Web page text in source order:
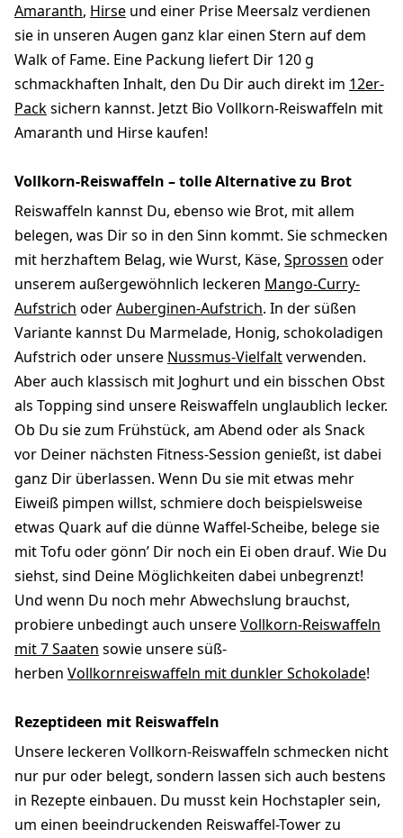
Amaranth, Hirse und einer Prise Meersalz verdienen
sie in unseren Augen ganz klar einen Stern auf dem
Walk of Fame. Eine Packung liefert Dir 120 g
schmackhaften Inhalt, den Du Dir auch direkt im 12er-
Packsichern kannst. Jetzt Bio Vollkorn-Reiswaffeln mit
Amaranth und Hirse kaufen!
Vollkorn-Reiswaffeln – tolle Alternative zu Brot
Reiswaffeln kannst Du, ebenso wie Brot, mit allem
belegen, was Dir so in den Sinn kommt. Sie schmecken
mit herzhaftem Belag, wie Wurst, Käse, Sprossen oder
unserem außergewöhnlich leckeren Mango-Curry-
Aufstrich oderAuberginen-Aufstrich. In der süßen
Variante kannst Du Marmelade, Honig, schokoladigen
Aufstrich oder unsere Nussmus-Vielfaltverwenden.
Aber auch klassisch mit Joghurt und ein bisschen Obst
als Topping sind unsere Reiswaffeln unglaublich lecker.
Ob Du sie zum Frühstück, am Abend oder als Snack
vor Deiner nächsten Fitness-Session genießt, ist dabei
ganz Dir überlassen. Wenn Du sie mit etwas mehr
Eiweiß pimpen willst, schmiere doch beispielsweise
etwas Quark auf die dünne Waffel-Scheibe, belege sie
mit Tofu oder gönn’ Dir noch ein Ei oben drauf. Wie Du
siehst, sind Deine Möglichkeiten dabei unbegrenzt!
Und wenn Du noch mehr Abwechslung brauchst,
probiere unbedingt auch unsereVollkorn-Reiswaffeln
mit 7 Saaten sowie unsere süß-
herben Vollkornreiswaffeln mit dunkler Schokolade!
Rezeptideen mit Reiswaffeln
Unsere leckeren Vollkorn-Reiswaffeln schmecken nicht
nur pur oder belegt, sondern lassen sich auch bestens
in Rezepte einbauen. Du musst kein Hochstapler sein,
um einen beeindruckenden Reiswaffel-Tower zu